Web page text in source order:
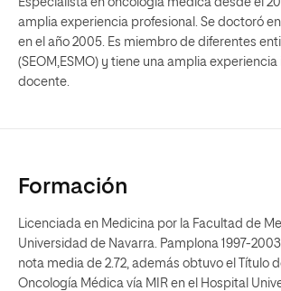
Especialista en oncología médica desde el
amplia experiencia profesional. Se doctoró
en el año 2005. Es miembro de diferentes
(SEOM,ESMO) y tiene una amplia
docente.
Formación
Licenciada en Medicina por la Facultad de
Universidad de Navarra. Pamplona 1997-
nota media de 2.72, además obtuvo el Título
Oncología Médica vía MIR en el Hospital